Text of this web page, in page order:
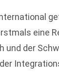
eine
und der